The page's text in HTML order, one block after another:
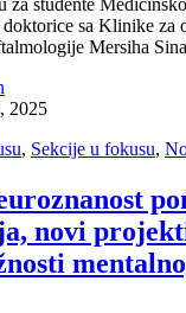
za studente
sa Klinike za
Mersiha
2025
, Sekcije u fokusu,
novi